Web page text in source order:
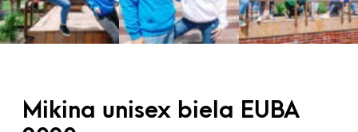
Mikina unisex biela EUBA